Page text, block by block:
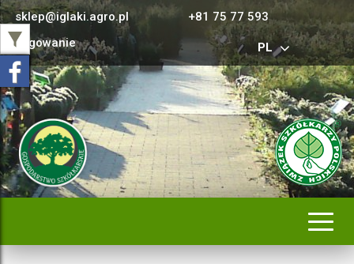
sklep@iglaki.agro.pl
+81 75 77 593
Logowanie
PL